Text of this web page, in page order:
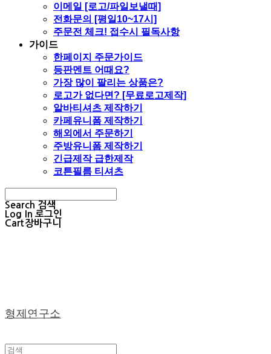
이메일 [로고/파일보낼때]
전화문의 [평일10~17시]
주문전 체크! 접수시 필독사항
가이드
한페이지 주문가이드
등판멘트 어때요?
가장 많이 팔리는 상품은?
로고가 없다면? [무료로고제작]
알바티셔츠 제작하기
카페유니폼 제작하기
해외에서 주문하기
주방유니폼 제작하기
긴급제작 급한제작
코튼필름 티셔츠
Search 검색
Log In 로그인
Cart장바구니
형제연구소